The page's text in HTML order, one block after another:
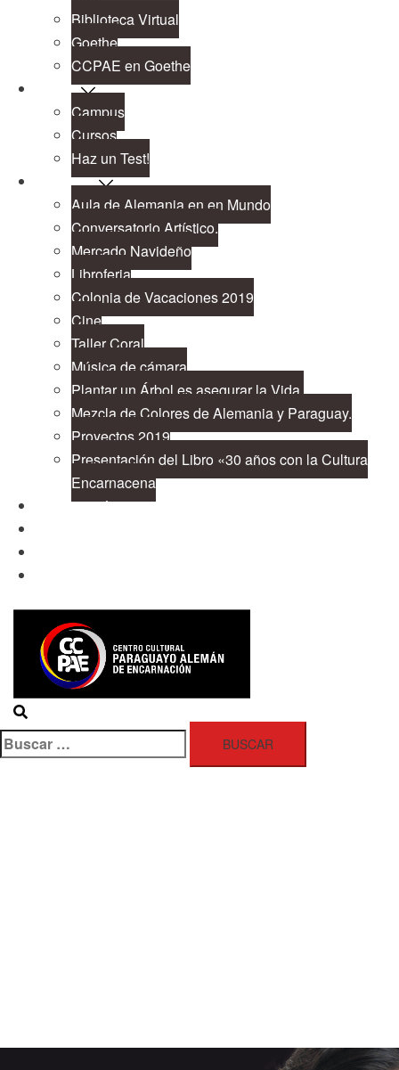
Biblioteca Virtual
Goethe
CCPAE en Goethe
Cursos
Campus
Cursos
Haz un Test!
Proyectos
Aula de Alemania en en Mundo
Conversatorio Artístico.
Mercado Navideño
Libroferia
Colonia de Vacaciones 2019
Cine
Taller Coral
Música de cámara
Plantar un Árbol es asegurar la Vida.
Mezcla de Colores de Alemania y Paraguay.
Proyectos 2019
Presentación del Libro «30 años con la Cultura
Encarnacena
Cooperación
Buscar: